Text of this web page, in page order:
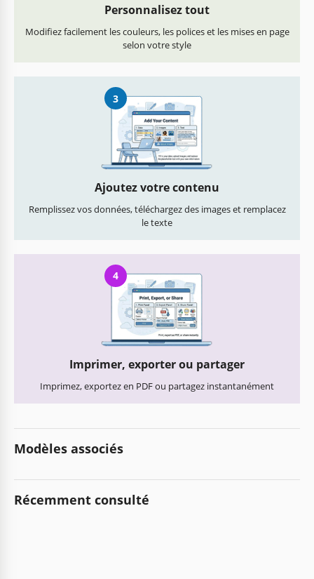
Personnalisez tout
Modifiez facilement les couleurs, les polices et les mises en page
selon votre style
3
Ajoutez votre contenu
Remplissez vos données, téléchargez des images et remplacez
le texte
4
Imprimer, exporter ou partager
Imprimez, exportez en PDF ou partagez instantanément
Modèles associés
Récemment consulté